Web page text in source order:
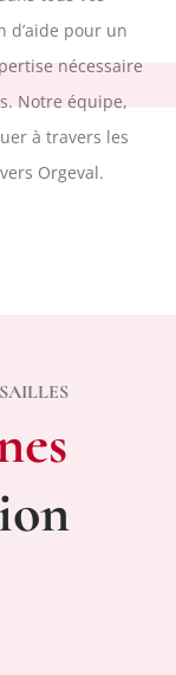
d’aide pour un
nécessaire
Notre équipe,
à travers les
Orgeval.